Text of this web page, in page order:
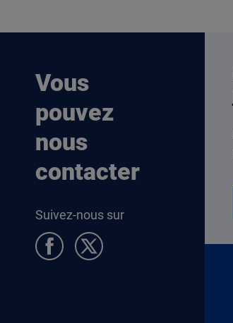
Vous
pouvez
nous
contacter
Suivez-nous sur